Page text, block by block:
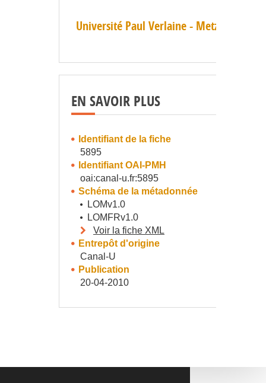
Université Paul Verlaine - Metz (UPV-M)
EN SAVOIR PLUS
Identifiant de la fiche
5895
Identifiant OAI-PMH
oai:canal-u.fr:5895
Schéma de la métadonnée
LOMv1.0
LOMFRv1.0
Voir la fiche XML
Entrepôt d'origine
Canal-U
Publication
20-04-2010